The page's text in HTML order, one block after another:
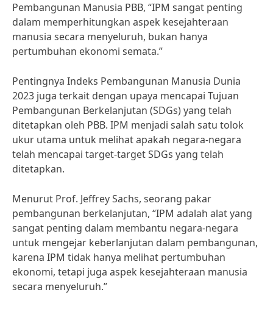
Pembangunan Manusia PBB, “IPM sangat penting
dalam memperhitungkan aspek kesejahteraan
manusia secara menyeluruh, bukan hanya
pertumbuhan ekonomi semata.”
Pentingnya Indeks Pembangunan Manusia Dunia
2023 juga terkait dengan upaya mencapai Tujuan
Pembangunan Berkelanjutan (SDGs) yang telah
ditetapkan oleh PBB. IPM menjadi salah satu tolok
ukur utama untuk melihat apakah negara-negara
telah mencapai target-target SDGs yang telah
ditetapkan.
Menurut Prof. Jeffrey Sachs, seorang pakar
pembangunan berkelanjutan, “IPM adalah alat yang
sangat penting dalam membantu negara-negara
untuk mengejar keberlanjutan dalam pembangunan,
karena IPM tidak hanya melihat pertumbuhan
ekonomi, tetapi juga aspek kesejahteraan manusia
secara menyeluruh.”